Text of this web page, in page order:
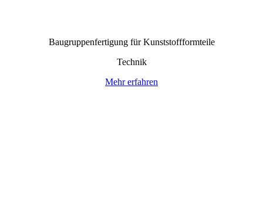
Baugruppen­fertigung für Kunststoff­formteile
Technik
Mehr erfahren